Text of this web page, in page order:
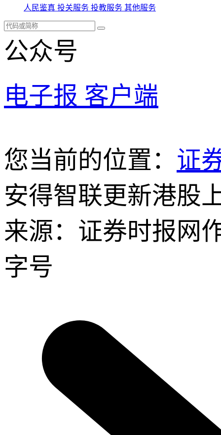
人民鉴真 投关服务 投教服务 其他服务
公众号
电子报 客户端
您当前的位置： 证
安得智联更新港股
来源：证券时报网
字号